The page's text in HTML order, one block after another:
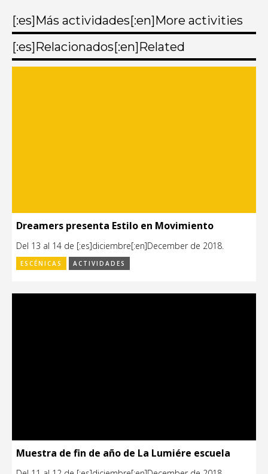
[:es]Más actividades[:en]More activities
[:es]Relacionados[:en]Related
Dreamers presenta Estilo en Movimiento
Del 13 al 14 de [:es]diciembre[:en]December de 2018.
ESCÉNICAS ACTIVIDADES
Muestra de fin de año de La Lumiére escuela